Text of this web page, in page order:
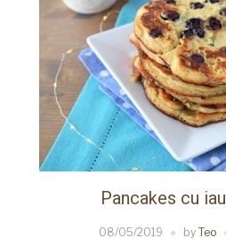
Pancakes cu
08/05/2019 by Teo